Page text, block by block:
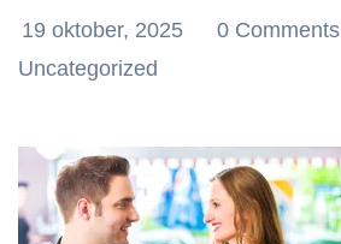
19 oktober, 2025
0 Comments
Uncategorized